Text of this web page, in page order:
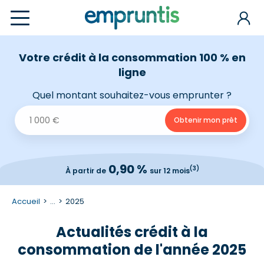
Votre crédit à la consommation 100 % en
ligne
Quel montant souhaitez-vous emprunter ?
À partir de0,90 % sur 12 mois(3)
Accueil ... 2025
Actualités crédit à la
consommation de l'année 2025